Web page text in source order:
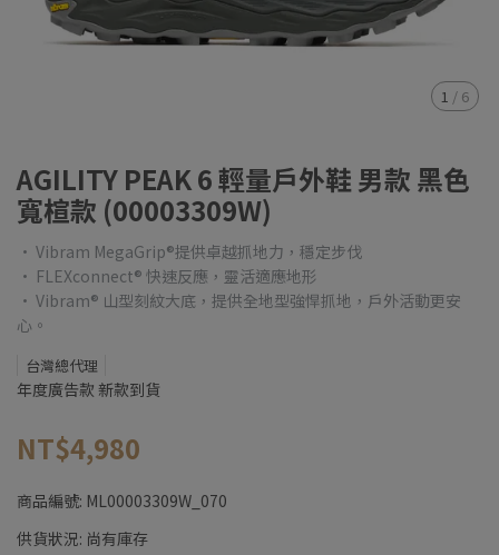
1 / 6
AGILITY PEAK 6 輕量戶外鞋 男款 黑色
寬楦款 (00003309W)
• Vibram MegaGrip®提供卓越抓地力，穩定步伐
• FLEXconnect® 快速反應，靈活適應地形
• Vibram® 山型刻紋大底，提供全地型強悍抓地，戶外活動更安
心。
台灣總代理
年度廣告款 新款到貨
NT$4,980
商品編號: ML00003309W_070
供貨狀況: 尚有庫存